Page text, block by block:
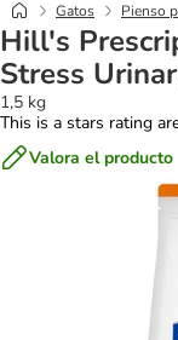
Gatos Pienso
Hill's
Stress
1,5 kg
This is a stars rating
Valora el producto